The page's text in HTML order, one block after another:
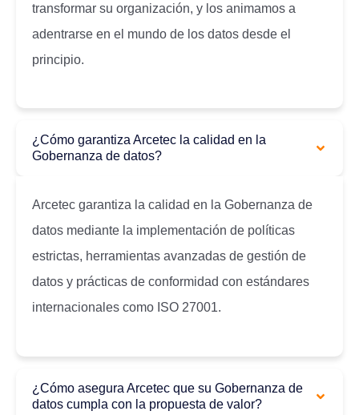
transformar su organización, y los animamos a
adentrarse en el mundo de los datos desde el
principio.
¿Cómo garantiza Arcetec la calidad en la
Gobernanza de datos?
Arcetec garantiza la calidad en la Gobernanza de
datos mediante la implementación de políticas
estrictas, herramientas avanzadas de gestión de
datos y prácticas de conformidad con estándares
internacionales como ISO 27001.
¿Cómo asegura Arcetec que su Gobernanza de
datos cumpla con la propuesta de valor?